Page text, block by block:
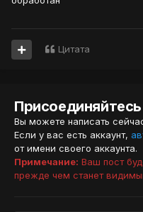
Цитата
Вы можете написать
Если у вас есть аккаунт,
от имени своего аккаунта.
Примечание: Ваш пост
прежде чем станет